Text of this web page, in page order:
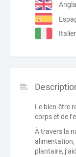
Le bien-être
corps et de
À travers la
alimentation,
plantaire,